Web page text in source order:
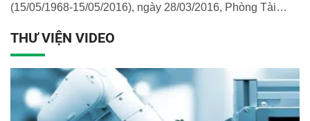
(15/05/1968-15/05/2016), ngày 28/03/2016, Phòng Tài
tổ chức Giải bóng đá giao lưu khối Tài chính mở rộng năm
2016.
THƯ VIỆN VIDEO